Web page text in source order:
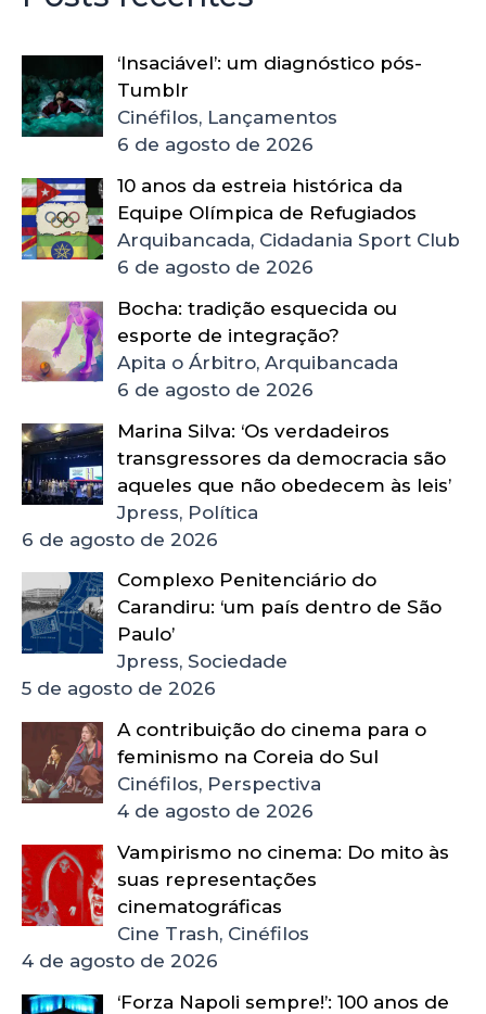
‘Insaciável’: um diagnóstico pós-
Tumblr
Cinéfilos, Lançamentos
6 de agosto de 2026
10 anos da estreia histórica da
Equipe Olímpica de Refugiados
Arquibancada, Cidadania Sport Club
6 de agosto de 2026
Bocha: tradição esquecida ou
esporte de integração?
Apita o Árbitro, Arquibancada
6 de agosto de 2026
Marina Silva: ‘Os verdadeiros
transgressores da democracia são
aqueles que não obedecem às leis’
Jpress, Política
6 de agosto de 2026
Complexo Penitenciário do
Carandiru: ‘um país dentro de São
Paulo’
Jpress, Sociedade
5 de agosto de 2026
A contribuição do cinema para o
feminismo na Coreia do Sul
Cinéfilos, Perspectiva
4 de agosto de 2026
Vampirismo no cinema: Do mito às
suas representações
cinematográficas
Cine Trash, Cinéfilos
4 de agosto de 2026
‘Forza Napoli sempre!’: 100 anos de